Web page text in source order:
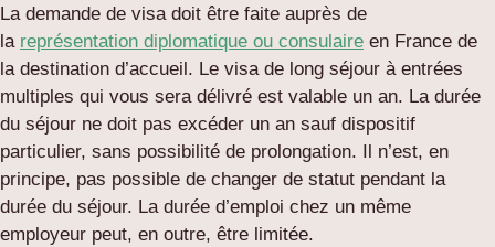
La demande de visa doit être faite auprès de
la représentation diplomatique ou consulaire en France de
la destination d’accueil. Le visa de long séjour à entrées
multiples qui vous sera délivré est valable un an. La durée
du séjour ne doit pas excéder un an sauf dispositif
particulier, sans possibilité de prolongation. Il n’est, en
principe, pas possible de changer de statut pendant la
durée du séjour. La durée d’emploi chez un même
employeur peut, en outre, être limitée.